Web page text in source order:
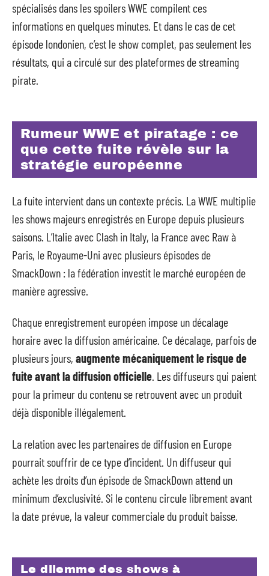
spécialisés dans les spoilers WWE compilent ces
informations en quelques minutes. Et dans le cas de cet
épisode londonien, c’est le show complet, pas seulement les
résultats, qui a circulé sur des plateformes de streaming
pirate.
Rumeur WWE et piratage : ce
que cette fuite révèle sur la
stratégie européenne
La fuite intervient dans un contexte précis. La WWE multiplie
les shows majeurs enregistrés en Europe depuis plusieurs
saisons. L’Italie avec Clash in Italy, la France avec Raw à
Paris, le Royaume-Uni avec plusieurs épisodes de
SmackDown : la fédération investit le marché européen de
manière agressive.
Chaque enregistrement européen impose un décalage
horaire avec la diffusion américaine. Ce décalage, parfois de
plusieurs jours, augmente mécaniquement le risque de
fuite avant la diffusion officielle. Les diffuseurs qui paient
pour la primeur du contenu se retrouvent avec un produit
déjà disponible illégalement.
La relation avec les partenaires de diffusion en Europe
pourrait souffrir de ce type d’incident. Un diffuseur qui
achète les droits d’un épisode de SmackDown attend un
minimum d’exclusivité. Si le contenu circule librement avant
la date prévue, la valeur commerciale du produit baisse.
Le dilemme des shows à